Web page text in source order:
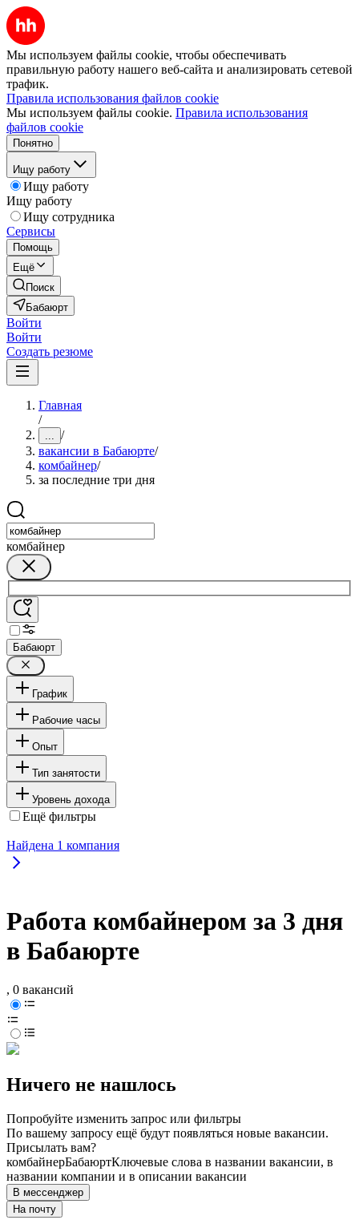
Мы используем файлы cookie, чтобы обеспечивать
правильную работу нашего веб-сайта и анализировать сетевой
трафик.
Правила использования файлов cookie
Мы используем файлы cookie. Правила использования
файлов cookie
Понятно
Ищу работу
Ищу работу
Ищу работу
Ищу сотрудника
Сервисы
Помощь
Ещё
Поиск
Бабаюрт
Войти
Войти
Создать резюме
Главная
/
... /
вакансии в Бабаюрте/
комбайнер/
за последние три дня
комбайнер
Бабаюрт
График
Рабочие часы
Опыт
Тип занятости
Уровень дохода
Ещё фильтры
Найдена 1 компания
Работа комбайнером за 3 дня
в Бабаюрте
, 0 вакансий
Ничего не нашлось
Попробуйте изменить запрос или фильтры
По вашему запросу ещё будут появляться новые вакансии.
Присылать вам?
комбайнерБабаюртКлючевые слова в названии вакансии, в
названии компании и в описании вакансии
В мессенджер
На почту